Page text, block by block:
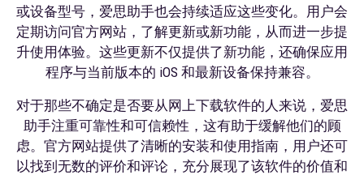
或设备型号，爱思助手也会持续适应这些变化。用户会
定期访问官方网站，了解更新或新功能，从而进一步提
升使用体验。这些更新不仅提供了新功能，还确保应用
程序与当前版本的 iOS 和最新设备保持兼容。
对于那些不确定是否要从网上下载软件的人来说，爱思
助手注重可靠性和可信赖性，这有助于缓解他们的顾
虑。官方网站提供了清晰的安装和使用指南，用户还可
以找到无数的评价和评论，充分展现了该软件的价值和